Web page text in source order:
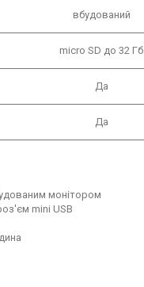
вбудований
micro SD до 32 Гб
Да
Да
монітором
mini USB